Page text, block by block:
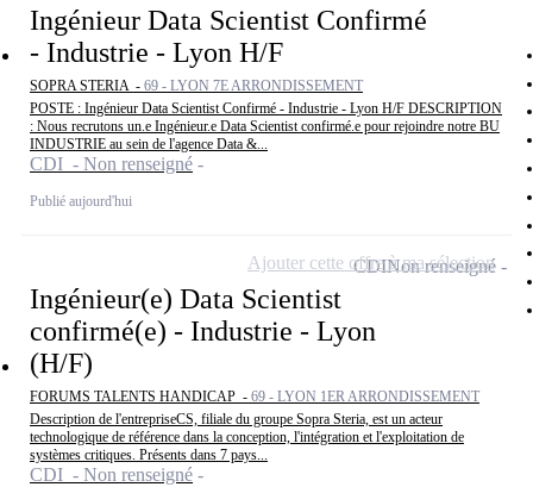
Ingénieur Data Scientist Confirmé
- Industrie - Lyon H/F
SOPRA STERIA - 69 - LYON 7E ARRONDISSEMENT
POSTE : Ingénieur Data Scientist Confirmé - Industrie - Lyon H/F DESCRIPTION
: Nous recrutons un.e Ingénieur.e Data Scientist confirmé.e pour rejoindre notre BU
INDUSTRIE au sein de l'agence Data &...
CDI - Non renseigné
Publié aujourd'hui
Ingénieur(e) Data Scientist
confirmé(e) - Industrie - Lyon
(H/F)
FORUMS TALENTS HANDICAP - 69 - LYON 1ER ARRONDISSEMENT
Description de l'entrepriseCS, filiale du groupe Sopra Steria, est un acteur
technologique de référence dans la conception, l'intégration et l'exploitation de
systèmes critiques. Présents dans 7 pays...
CDI - Non renseigné
CDINon renseigné
Ajouter cette offre à ma sélection